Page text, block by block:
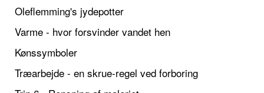
Oleflemming's jydepotter
Varme - hvor forsvinder vandet hen
Kønssymboler
Træarbejde - en skrue-regel ved forboring